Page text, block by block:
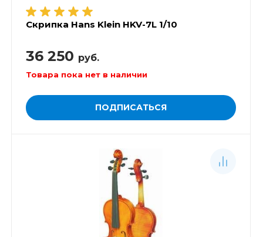
Скрипка Hans Klein HKV-7L 1/10
36 250 руб.
Товара пока нет в наличии
ПОДПИСАТЬСЯ